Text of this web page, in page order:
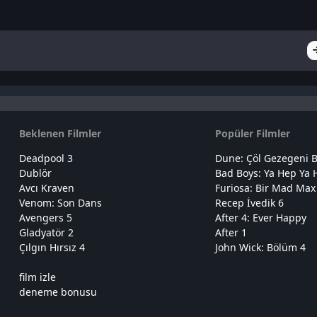
Beklenen Filmler
Deadpool 3
Dublör
Avcı Kraven
Venom: Son Dans
Avengers 5
Gladyatör 2
Çılgın Hırsız 4
Popüler Filmler
Dune: Çöl Gezegeni
Bad Boys: Ya Hep Ya
Furiosa: Bir Mad Max
Recep İvedik 6
After 4: Ever Happy
After 1
John Wick: Bölüm 4
film izle
deneme bonusu